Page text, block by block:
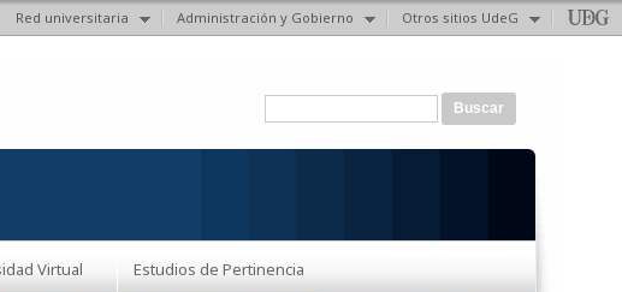
Red universitaria Administración y Gobierno Otros sitios UdeG
Formulario de búsqueda
Virtual Estudios de Pertinencia